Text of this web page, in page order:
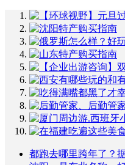
都跑去哪里跨年了？